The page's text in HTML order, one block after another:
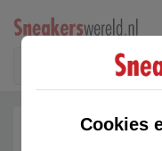
Cookies